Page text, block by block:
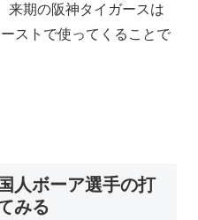
来期の阪神タイガースは
ストで使ってくることで
人ボーア選手の打
みる